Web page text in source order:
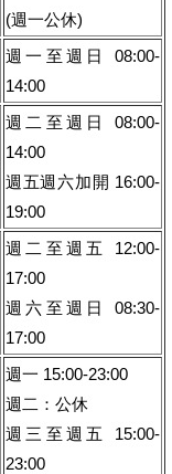
(週一公休)
週一至週日 08:00-
14:00
週二至週日 08:00-
14:00
週五週六加開 16:00-
19:00
週二至週五 12:00-
17:00
週六至週日 08:30-
17:00
週一 15:00-23:00
週二：公休
週三至週五 15:00-
23:00